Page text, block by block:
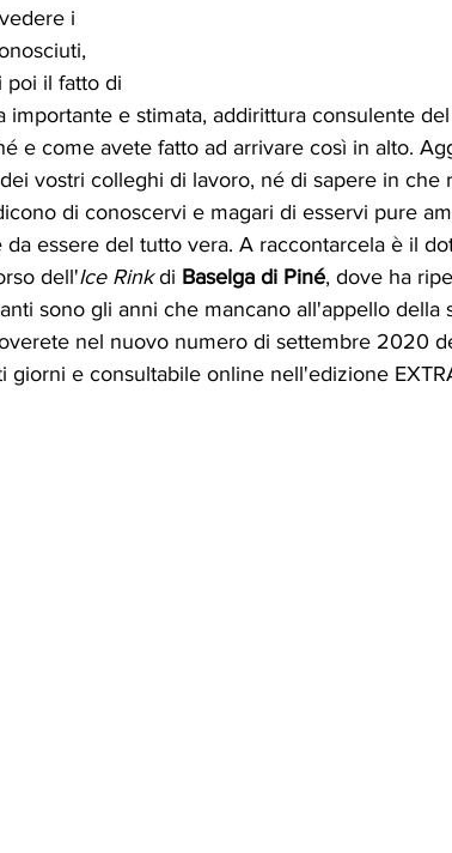
i
poi il fatto di
importante e stimata, addirittura consulente
e come avete fatto ad arrivare così in alto.
vostri colleghi di lavoro, né di sapere in che
di conoscervi e magari di esservi pure
essere del tutto vera. A raccontarcela è il
dell'Ice Rink di Baselga di Piné, dove ha
sono gli anni che mancano all'appello della
nel nuovo numero di settembre 2020
giorni e consultabile online nell'edizione